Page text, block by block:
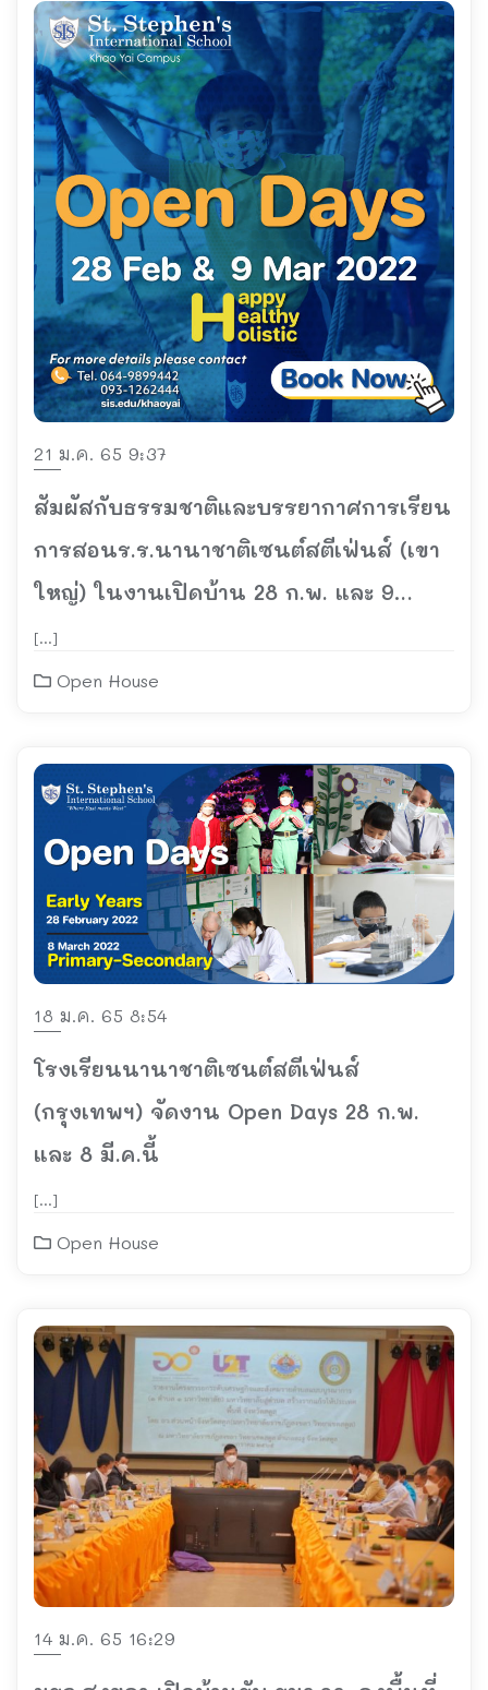
21 ม.ค. 65 9:37
สัมผัสกับธรรมชาติและบรรยากาศการเรียน
การสอนร.ร.นานาชาติเซนต์สตีเฟ่นส์ (เขา
ใหญ่) ในงานเปิดบ้าน 28 ก.พ. และ 9
มี.ค.นี้
[…]
Open House
18 ม.ค. 65 8:54
โรงเรียนนานาชาติเซนต์สตีเฟ่นส์
(กรุงเทพฯ) จัดงาน Open Days 28 ก.พ.
และ 8 มี.ค.นี้
[…]
Open House
14 ม.ค. 65 16:29